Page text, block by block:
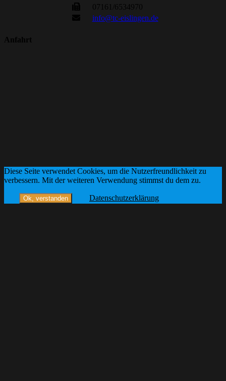
07161/6534970
info@tc-eislingen.de
Anfahrt
Diese Seite verwendet Cookies, um die Nutzerfreundlichkeit zu
verbessern. Mit der weiteren Verwendung stimmst du dem zu.
Ok, verstanden Datenschutzerklärung